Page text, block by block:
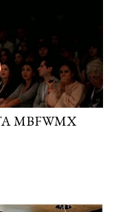
MBFWMX